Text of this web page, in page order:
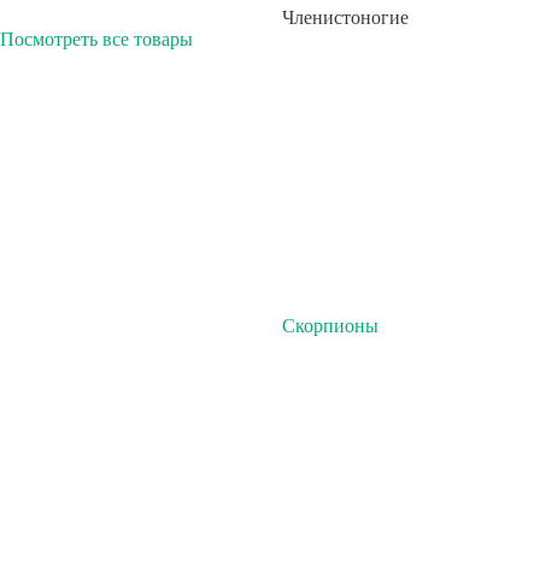
Членистоногие
Посмотреть все товары
Скорпионы